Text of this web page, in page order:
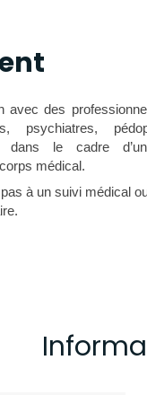
avec des
psychiatres,
dans le cadre
médical.
à un suivi médical